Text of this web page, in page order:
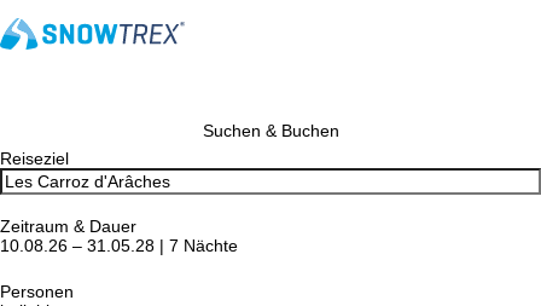
Suchen & Buchen
Reiseziel
Zeitraum & Dauer
10.08.26 – 31.05.28 | 7 Nächte
Personen